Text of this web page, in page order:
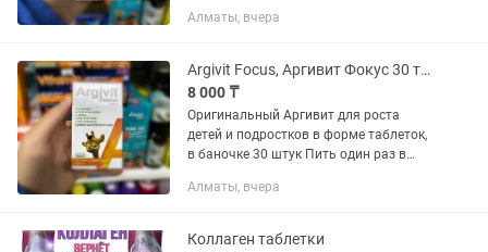
предшественника
Алматы, вчера
Argivit Focus, Аргивит Фокус 30 таблеток
8 000 ₸
Оригинальный Аргивит для роста
детей и подростков в форме таблеток,
в баночке 30 штук Пить один раз в
Алматы, вчера
Коллаген таблетки